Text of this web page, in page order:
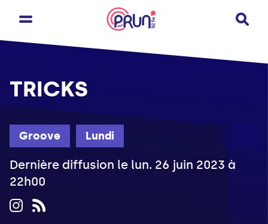
Groove Lundi
TRICKS
Dernière diffusion le lun. 26 juin 2023 à
22h00